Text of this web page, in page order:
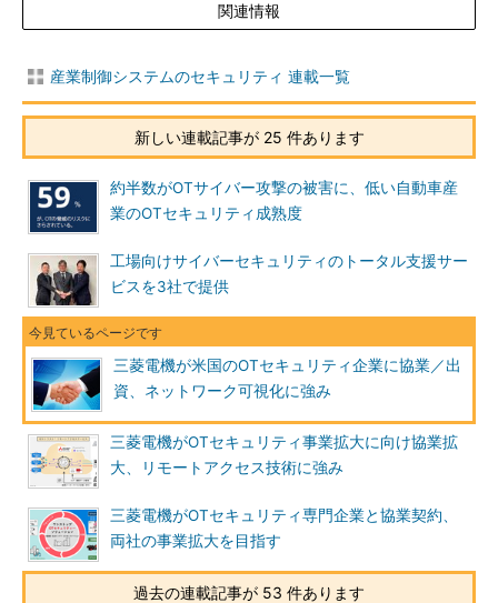
関連情報
産業制御システムのセキュリティ 連載一覧
新しい連載記事が 25 件あります
約半数がOTサイバー攻撃の被害に、低い自動車産
業のOTセキュリティ成熟度
工場向けサイバーセキュリティのトータル支援サー
ビスを3社で提供
三菱電機が米国のOTセキュリティ企業に協業／出
資、ネットワーク可視化に強み
三菱電機がOTセキュリティ事業拡大に向け協業拡
大、リモートアクセス技術に強み
三菱電機がOTセキュリティ専門企業と協業契約、
両社の事業拡大を目指す
過去の連載記事が 53 件あります